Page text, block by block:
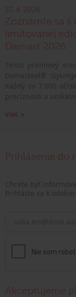
10. 4. 2026
Zoznámte sa
limitovanej
Damast 2026
viac »
Prihlásenie do
Akceptujeme